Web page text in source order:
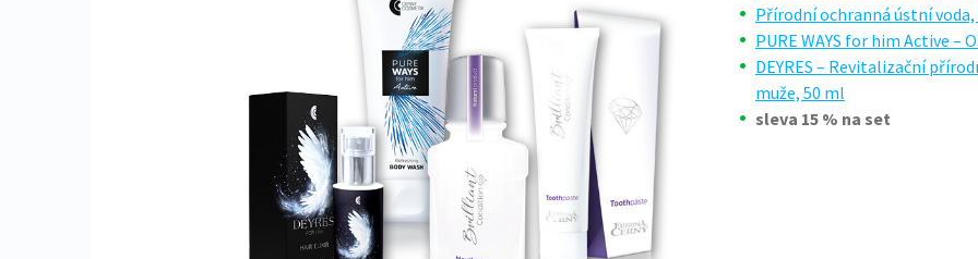
Přírodní ochranná ústní voda,
PURE WAYS for him Active –
DEYRES – Revitalizační
muže, 50 ml
sleva 15 % na set